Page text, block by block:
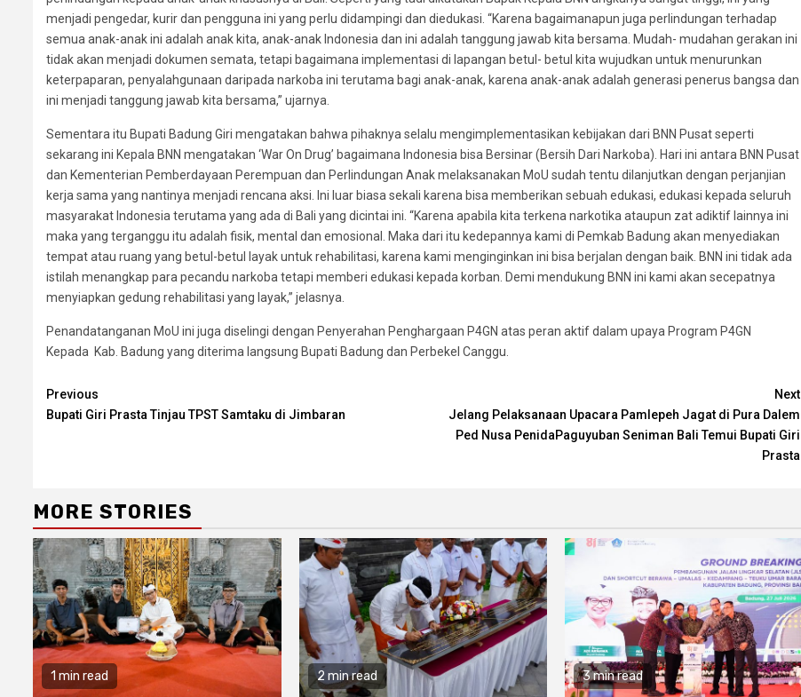
menjadi pengedar, kurir dan pengguna ini yang perlu didampingi dan diedukasi. “Karena bagaimanapun juga perlindungan terhadap
semua anak-anak ini adalah anak kita, anak-anak Indonesia dan ini adalah tanggung jawab kita bersama. Mudah- mudahan gerakan ini
tidak akan menjadi dokumen semata, tetapi bagaimana implementasi di lapangan betul- betul kita wujudkan untuk menurunkan
keterpaparan, penyalahgunaan daripada narkoba ini terutama bagi anak-anak, karena anak-anak adalah generasi penerus bangsa dan
ini menjadi tanggung jawab kita bersama,” ujarnya.
Sementara itu Bupati Badung Giri mengatakan bahwa pihaknya selalu mengimplementasikan kebijakan dari BNN Pusat seperti
sekarang ini Kepala BNN mengatakan ‘War On Drug’ bagaimana Indonesia bisa Bersinar (Bersih Dari Narkoba). Hari ini antara BNN Pusat
dan Kementerian Pemberdayaan Perempuan dan Perlindungan Anak melaksanakan MoU sudah tentu dilanjutkan dengan perjanjian
kerja sama yang nantinya menjadi rencana aksi. Ini luar biasa sekali karena bisa memberikan sebuah edukasi, edukasi kepada seluruh
masyarakat Indonesia terutama yang ada di Bali yang dicintai ini. “Karena apabila kita terkena narkotika ataupun zat adiktif lainnya ini
maka yang terganggu itu adalah fisik, mental dan emosional. Maka dari itu kedepannya kami di Pemkab Badung akan menyediakan
tempat atau ruang yang betul-betul layak untuk rehabilitasi, karena kami menginginkan ini bisa berjalan dengan baik. BNN ini tidak ada
istilah menangkap para pecandu narkoba tetapi memberi edukasi kepada korban. Demi mendukung BNN ini kami akan secepatnya
menyiapkan gedung rehabilitasi yang layak,” jelasnya.
Penandatanganan MoU ini juga diselingi dengan Penyerahan Penghargaan P4GN atas peran aktif dalam upaya Program P4GN
Kepada Kab. Badung yang diterima langsung Bupati Badung dan Perbekel Canggu.
Continue
Reading
Previous
Bupati Giri Prasta Tinjau TPST Samtaku di Jimbaran
Next
Jelang Pelaksanaan Upacara Pamlepeh Jagat di Pura Dalem
Ped Nusa PenidaPaguyuban Seniman Bali Temui Bupati Giri
Prasta
MORE STORIES
1 min read 2 min read 3 min read